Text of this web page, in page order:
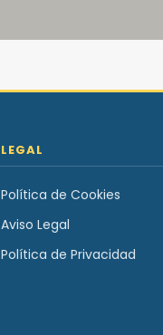
LEGAL
Política de Cookies
Aviso Legal
Política de Privacidad